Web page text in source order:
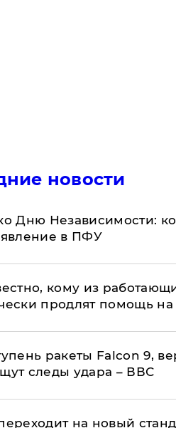
новости
Дню Независимости:
в ПФУ
кому из
продлят помощь
ракеты Falcon 9,
следы удара – ВВС
на новый